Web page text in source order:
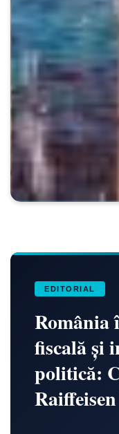
EDITORIAL
România
fiscală și
politică: